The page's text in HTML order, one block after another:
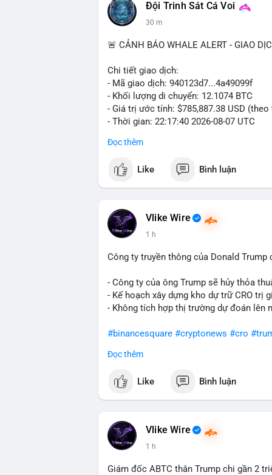
Đội Trinh Sát Cá Voi
30 m
🚨 CẢNH BÁO WHALE ALERT - GIAO
Chi tiết giao dịch:
- Mã giao dịch: 940123d7...4a49099f
- Khối lượng di chuyển: 12.1074 BTC
- Giá trị ước tính: $785,887.38 USD (theo
- Thời gian: 22:17:40 2026-08-07 UTC
Nhận định phân tích hành vi của Cá voi
giá $64,909.56 đang nằm gần vùng
bước chuẩn bị thanh khoản để bán ra,
dò thanh khoản thị trường trước khi có
Lời khuyên cho nhà đầu tư nhỏ lẻ:
dịch tương tự trong 24 giờ tới, khả năng
#12dot1btc #786kusd #dichuyenvinuong
Đọc thêm
Like Bình luận
Vlike Wire
1 h
Công ty truyền thông của Donald
- Công ty của ông Trump sẽ hủy thỏa
- Kế hoạch xây dựng kho dự trữ CRO trị
- Không tích hợp thị trường dự đoán lên
#binancesquare #cryptonews #cro
$cro
#vlikevn #titanbot
Đọc thêm
Like Bình luận
Vlike Wire
1 h
Giám đốc ABTC thân Trump chi gần 2